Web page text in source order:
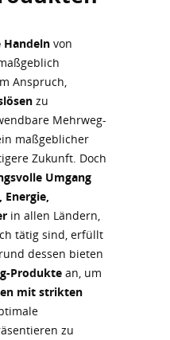
Handeln von
Anspruch,
zu
Mehrweg-
maßgeblicher
Zukunft. Doch
Umgang
in allen Ländern,
tätig sind, erfüllt
dessen bieten
Produkte an, um
mit strikten
zu